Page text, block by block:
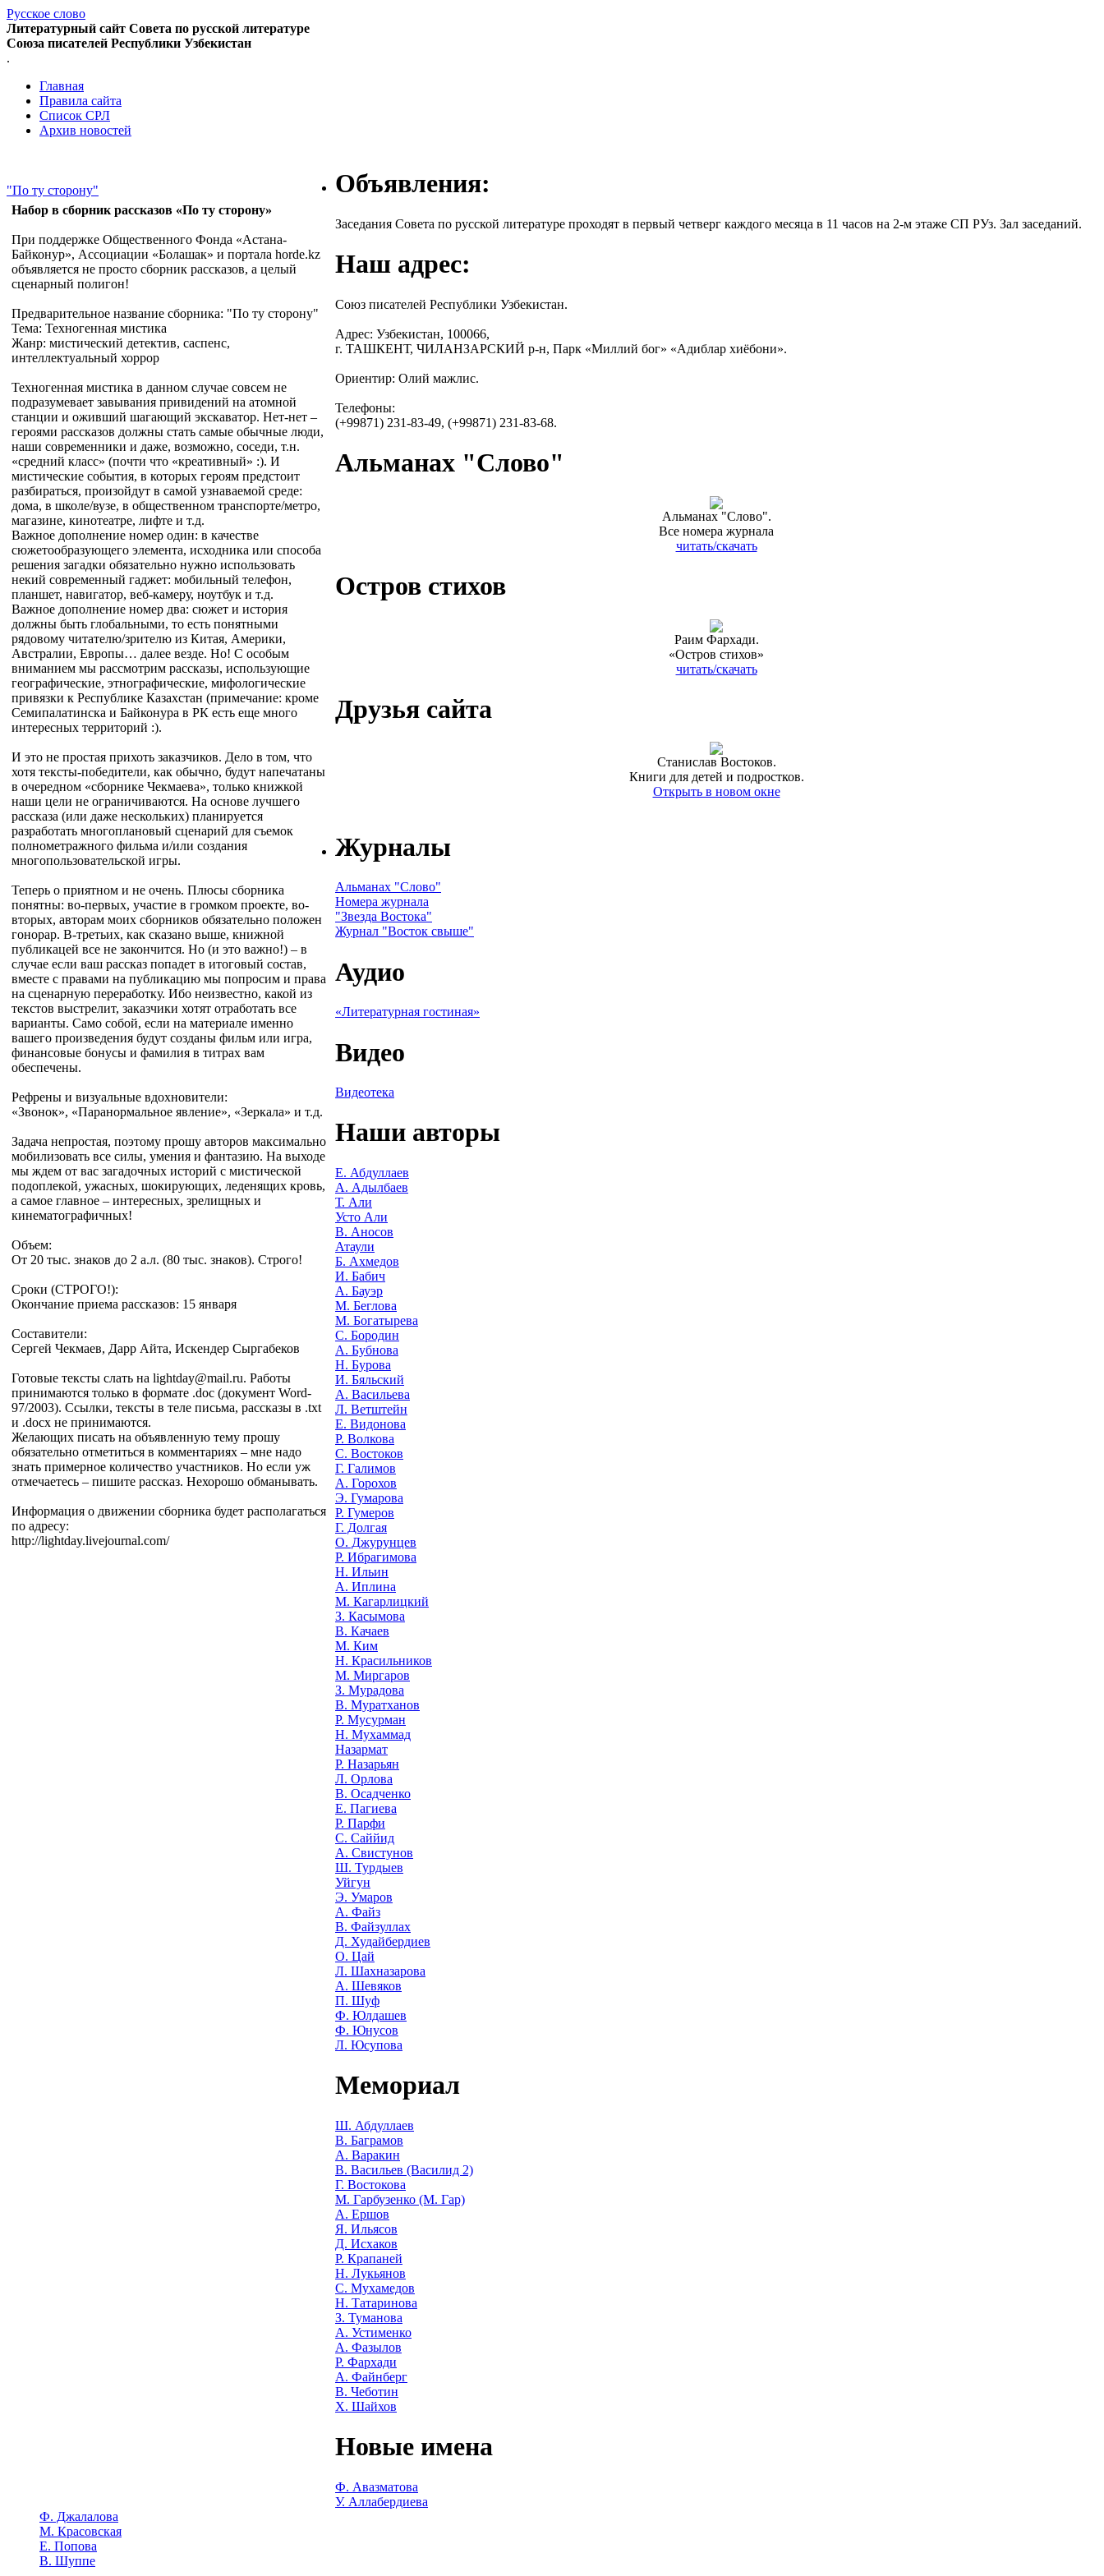
Русское слово
Литературный сайт Совета по русской литературе
Союза писателей Республики Узбекистан
.
Главная
Правила сайта
Список СРЛ
Архив новостей
"По ту сторону"
Набор в сборник рассказов «По ту сторону»
При поддержке Общественного Фонда «Астана-
Байконур», Ассоциации «Болашак» и портала horde.kz
объявляется не просто сборник рассказов, а целый
сценарный полигон!
Предварительное название сборника: "По ту сторону"
Тема: Техногенная мистика
Жанр: мистический детектив, саспенс,
интеллектуальный хоррор
Техногенная мистика в данном случае совсем не
подразумевает завывания привидений на атомной
станции и оживший шагающий экскаватор. Нет-нет –
героями рассказов должны стать самые обычные люди,
наши современники и даже, возможно, соседи, т.н.
«средний класс» (почти что «креативный» :). И
мистические события, в которых героям предстоит
разбираться, произойдут в самой узнаваемой среде:
дома, в школе/вузе, в общественном транспорте/метро,
магазине, кинотеатре, лифте и т.д.
Важное дополнение номер один: в качестве
сюжетообразующего элемента, исходника или способа
решения загадки обязательно нужно использовать
некий современный гаджет: мобильный телефон,
планшет, навигатор, веб-камеру, ноутбук и т.д.
Важное дополнение номер два: сюжет и история
должны быть глобальными, то есть понятными
рядовому читателю/зрителю из Китая, Америки,
Австралии, Европы… далее везде. Но! С особым
вниманием мы рассмотрим рассказы, использующие
географические, этнографические, мифологические
привязки к Республике Казахстан (примечание: кроме
Семипалатинска и Байконура в РК есть еще много
интересных территорий :).
И это не простая прихоть заказчиков. Дело в том, что
хотя тексты-победители, как обычно, будут напечатаны
в очередном «сборнике Чекмаева», только книжкой
наши цели не ограничиваются. На основе лучшего
рассказа (или даже нескольких) планируется
разработать многоплановый сценарий для съемок
полнометражного фильма и/или создания
многопользовательской игры.
Теперь о приятном и не очень. Плюсы сборника
понятны: во-первых, участие в громком проекте, во-
вторых, авторам моих сборников обязательно положен
гонорар. В-третьих, как сказано выше, книжной
публикацей все не закончится. Но (и это важно!) – в
случае если ваш рассказ попадет в итоговый состав,
вместе с правами на публикацию мы попросим и права
на сценарную переработку. Ибо неизвестно, какой из
текстов выстрелит, заказчики хотят отработать все
варианты. Само собой, если на материале именно
вашего произведения будут созданы фильм или игра,
финансовые бонусы и фамилия в титрах вам
обеспечены.
Рефрены и визуальные вдохновители:
«Звонок», «Паранормальное явление», «Зеркала» и т.д.
Задача непростая, поэтому прошу авторов максимально
мобилизовать все силы, умения и фантазию. На выходе
мы ждем от вас загадочных историй с мистической
подоплекой, ужасных, шокирующих, леденящих кровь,
а самое главное – интересных, зрелищных и
кинематографичных!
Объем:
От 20 тыс. знаков до 2 а.л. (80 тыс. знаков). Строго!
Сроки (СТРОГО!):
Окончание приема рассказов: 15 января
Составители:
Сергей Чекмаев, Дарр Айта, Искендер Сыргабеков
Готовые тексты слать на lightday@mail.ru. Работы
принимаются только в формате .doc (документ Word-
97/2003). Ссылки, тексты в теле письма, рассказы в .txt
и .docx не принимаются.
Желающих писать на объявленную тему прошу
обязательно отметиться в комментариях – мне надо
знать примерное количество участников. Но если уж
отмечаетесь – пишите рассказ. Нехорошо обманывать.
Информация о движении сборника будет располагаться
по адресу:
http://lightday.livejournal.com/
Объявления:
Заседания Совета по русской литературе проходят в первый четверг каждого месяца в 11 часов на 2-м этаже СП РУз. Зал заседаний.
Наш адрес:
Союз писателей Республики Узбекистан.
Адрес: Узбекистан, 100066,
г. ТАШКЕНТ, ЧИЛАНЗАРСКИЙ р-н, Парк «Миллий бог» «Адиблар хиёбони».
Ориентир: Олий мажлис.
Телефоны:
(+99871) 231-83-49, (+99871) 231-83-68.
Альманах "Слово"
Альманах "Слово".
Все номера журнала
читать/скачать
Остров стихов
Раим Фархади.
«Остров стихов»
читать/скачать
Друзья сайта
Станислав Востоков.
Книги для детей и подростков.
Открыть в новом окне
Журналы
Альманах "Слово"
Номера журнала
"Звезда Востока"
Журнал "Восток свыше"
Аудио
«Литературная гостиная»
Видео
Видеотека
Наши авторы
Е. Абдуллаев
А. Адылбаев
Т. Али
Усто Али
В. Аносов
Атаули
Б. Ахмедов
И. Бабич
А. Бауэр
М. Беглова
М. Богатырева
С. Бородин
А. Бубнова
Н. Бурова
И. Бяльский
А. Васильева
Л. Ветштейн
Е. Видонова
Р. Волкова
С. Востоков
Г. Галимов
А. Горохов
Э. Гумарова
Р. Гумеров
Г. Долгая
О. Джурунцев
Р. Ибрагимова
Н. Ильин
А. Иплина
М. Кагарлицкий
З. Касымова
В. Качаев
М. Ким
Н. Красильников
М. Миргаров
З. Мурадова
В. Муратханов
Р. Мусурман
Н. Мухаммад
Назармат
Р. Назарьян
Л. Орлова
В. Осадченко
Е. Пагиева
Р. Парфи
С. Саййид
А. Свистунов
Ш. Турдыев
Уйгун
Э. Умаров
А. Файз
В. Файзуллах
Д. Худайбердиев
О. Цай
Л. Шахназарова
А. Шевяков
П. Шуф
Ф. Юлдашев
Ф. Юнусов
Л. Юсупова
Мемориал
Ш. Абдуллаев
В. Баграмов
А. Варакин
В. Васильев (Василид 2)
Г. Востокова
М. Гарбузенко (М. Гар)
А. Ершов
Я. Ильясов
Д. Исхаков
Р. Крапаней
Н. Лукьянов
С. Мухамедов
Н. Татаринова
З. Туманова
А. Устименко
А. Фазылов
Р. Фархади
А. Файнберг
В. Чеботин
Х. Шайхов
Новые имена
Ф. Авазматова
У. Аллабердиева
Ф. Джалалова
М. Красовская
Е. Попова
В. Шуппе